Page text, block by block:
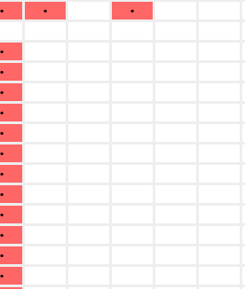
• •
•
•
•
•
•
•
•
•
•
•
•
•
•